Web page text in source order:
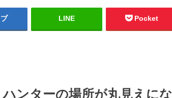
LINE Pocket
ンターの場所が丸見えにな